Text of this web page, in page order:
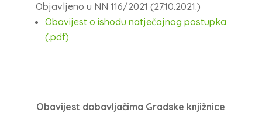
Objavljeno u NN 116/2021 (27.10.2021.)
Obavijest o ishodu natječajnog postupka
(.pdf)
Obavijest dobavljačima Gradske knjižnice